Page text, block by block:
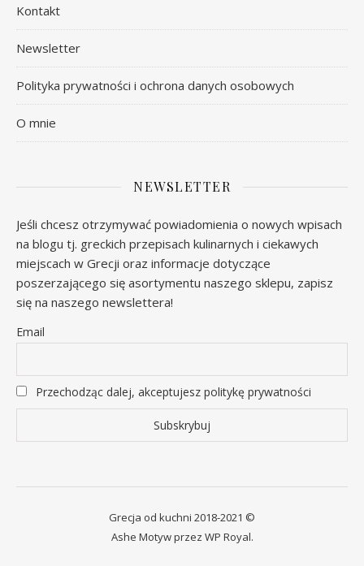
Kontakt
Newsletter
Polityka prywatności i ochrona danych osobowych
O mnie
NEWSLETTER
Jeśli chcesz otrzymywać powiadomienia o nowych wpisach
na blogu tj. greckich przepisach kulinarnych i ciekawych
miejscach w Grecji oraz informacje dotyczące
poszerzającego się asortymentu naszego sklepu, zapisz
się na naszego newslettera!
Email
Przechodząc dalej, akceptujesz politykę prywatności
Grecja od kuchni 2018-2021 ©
Ashe Motyw przez WP Royal.